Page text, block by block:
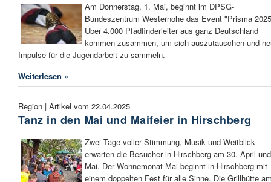
Am Donnerstag, 1. Mai, beginnt im DPSG-
Bundeszentrum Westernohe das Event "Prisma
Über 4.000 Pfadfinderleiter aus ganz Deutschland
kommen zusammen, um sich auszutauschen und
Impulse für die Jugendarbeit zu sammeln.
Weiterlesen »
Region | Artikel vom 22.04.2025
Tanz in den Mai und Maifeier in Hirschberg
Zwei Tage voller Stimmung, Musik und Weitblick
erwarten die Besucher in Hirschberg am 30. April
Mai. Der Wonnemonat Mai beginnt in Hirschberg mit
einem doppelten Fest für alle Sinne. Die Grillhütte